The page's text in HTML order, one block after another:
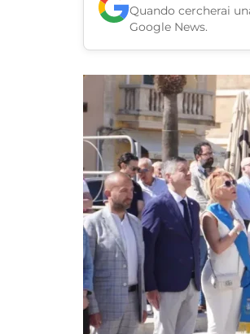
Quando cercherai
Google News.